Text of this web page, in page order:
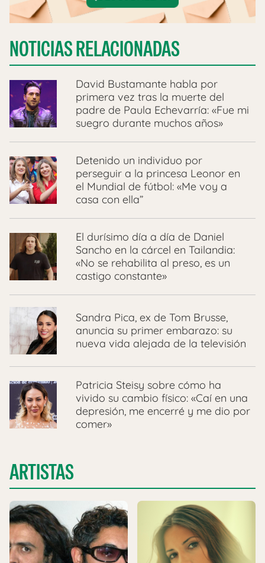
NOTICIAS RELACIONADAS
David Bustamante habla por
primera vez tras la muerte del
padre de Paula Echevarría: «Fue mi
suegro durante muchos años»
Detenido un individuo por
perseguir a la princesa Leonor en
el Mundial de fútbol: «Me voy a
casa con ella”
El durísimo día a día de Daniel
Sancho en la cárcel en Tailandia:
«No se rehabilita al preso, es un
castigo constante»
Sandra Pica, ex de Tom Brusse,
anuncia su primer embarazo: su
nueva vida alejada de la televisión
Patricia Steisy sobre cómo ha
vivido su cambio físico: «Caí en una
depresión, me encerré y me dio por
comer»
ARTISTAS